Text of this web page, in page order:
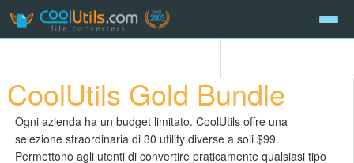
CoolUtils Gold Bundle
Ogni azienda ha un budget limitato. CoolUtils offre una
selezione straordinaria di 30 utility diverse a soli $99.
Permettono agli utenti di convertire praticamente qualsiasi tipo